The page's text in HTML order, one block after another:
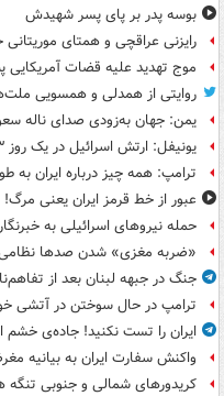
بوسه‌ پدر بر پای پسر شهیدش
رایزنی عراقچی و همتای
موج تهدید علیه قضات
روایتی از همدلی و همسویی
یمن: جهان به‌زودی صدای ناله
یونیفل: ارتش اسرائیل در یک روز ۱۱۳ توپ به جنوب لبنان شلیک کرده است
ترامپ: همه چیز درباره ایران
عبور از خط قرمز ایران یعنی مرگ!
حمله نیروهای اسرائیلی به
«ضربه مغزی» شدن صدها نظامی
جنگ در جبهه لبنان بعد از
ترامپ در حال سوختن در آتشی
ایران را تست نکنید! جاده‌ی خشم
واکنش سفارت ایران به بیانیه
کریدورهای شمالی و جنوبی